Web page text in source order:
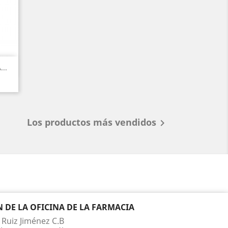
Los productos más vendidos 
LA OFICINA DE LA FARMACIA
Jiménez C.B